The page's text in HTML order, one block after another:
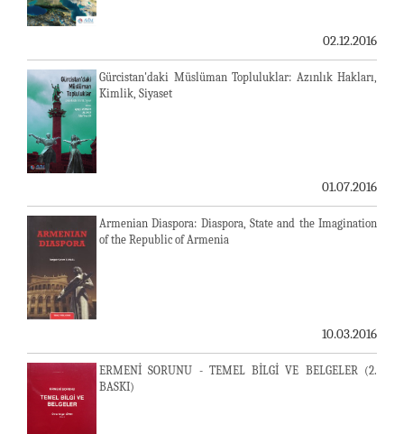
02.12.2016
Gürcistan'daki Müslüman Topluluklar: Azınlık Hakları,
Kimlik, Siyaset
01.07.2016
Armenian Diaspora: Diaspora, State and the Imagination
of the Republic of Armenia
10.03.2016
ERMENİ SORUNU - TEMEL BİLGİ VE BELGELER (2.
BASKI)